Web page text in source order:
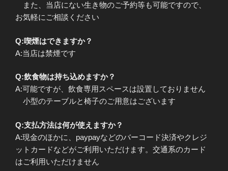
また、当店にない生き物のご予約等も可能ですので、
お気軽にご相談ください
Q:喫煙はできますか？
A:当店は禁煙です
Q:飲食物は持ち込めますか？
A:可能ですが、飲食専用スペースは設置しておりません
小型のテーブルと椅子のご用意はございます
Q:支払方法は何が使えますか？
A:現金のほかに、paypayなどのバーコード決済やクレジ
ットカードなどがご利用いただけます。交通系のカード
はご利用いただけません